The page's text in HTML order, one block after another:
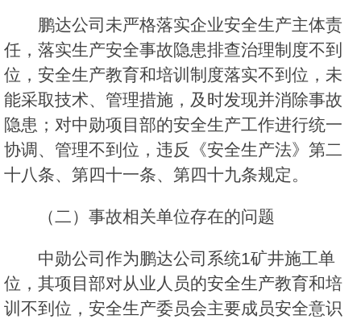
鹏达公司未严格落实企业安全生产主体责
任，落实生产安全事故隐患排查治理制度不到
位，安全生产教育和培训制度落实不到位，未
能采取技术、管理措施，及时发现并消除事故
隐患；对中勋项目部的安全生产工作进行统一
协调、管理不到位，违反《安全生产法》第二
十八条、第四十一条、第四十九条规定。
（二）事故相关单位存在的问题
中勋公司作为鹏达公司系统1矿井施工单
位，其项目部对从业人员的安全生产教育和培
训不到位，安全生产委员会主要成员安全意识